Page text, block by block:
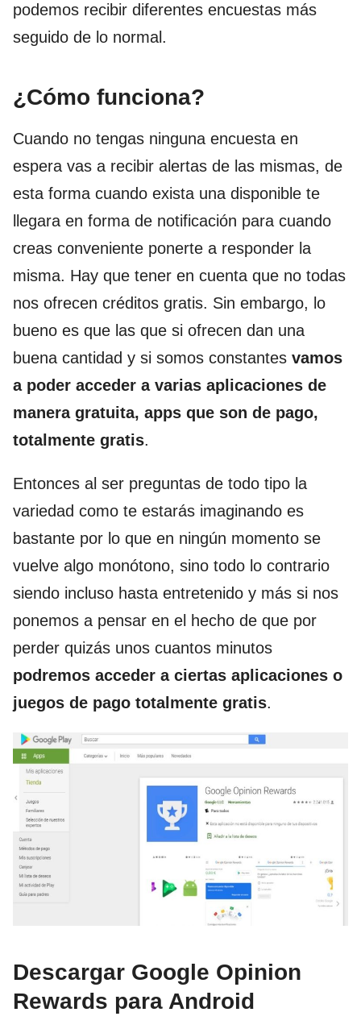
podemos recibir diferentes encuestas más
seguido de lo normal.
¿Cómo funciona?
Cuando no tengas ninguna encuesta en
espera vas a recibir alertas de las mismas, de
esta forma cuando exista una disponible te
llegara en forma de notificación para cuando
creas conveniente ponerte a responder la
misma. Hay que tener en cuenta que no todas
nos ofrecen créditos gratis. Sin embargo, lo
bueno es que las que si ofrecen dan una
buena cantidad y si somos constantes vamos
a poder acceder a varias aplicaciones de
manera gratuita, apps que son de pago,
totalmente gratis.
Entonces al ser preguntas de todo tipo la
variedad como te estarás imaginando es
bastante por lo que en ningún momento se
vuelve algo monótono, sino todo lo contrario
siendo incluso hasta entretenido y más si nos
ponemos a pensar en el hecho de que por
perder quizás unos cuantos minutos
podremos acceder a ciertas aplicaciones o
juegos de pago totalmente gratis.
Descargar Google Opinion
Rewards para Android